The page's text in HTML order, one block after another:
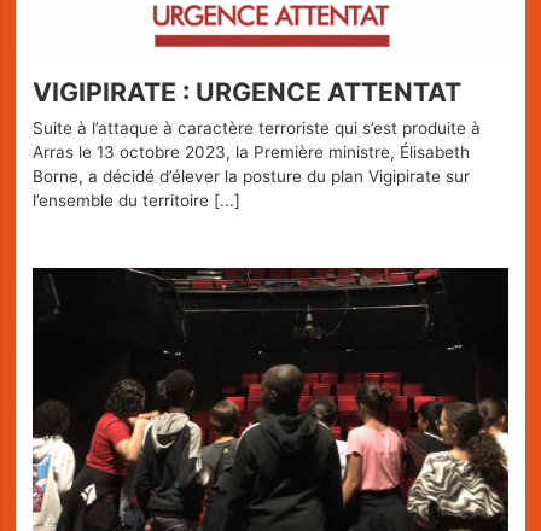
VIGIPIRATE : URGENCE ATTENTAT
Suite à l’attaque à caractère terroriste qui s’est produite à
Arras le 13 octobre 2023, la Première ministre, Élisabeth
Borne, a décidé d’élever la posture du plan Vigipirate sur
l’ensemble du territoire [...]